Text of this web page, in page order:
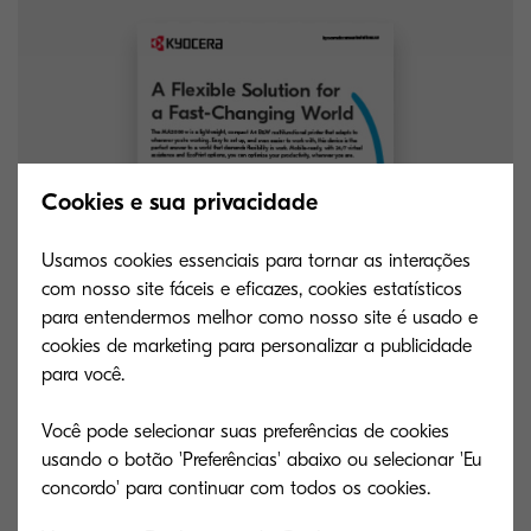
Confira as especificações!
Cookies e sua privacidade
Usamos cookies essenciais para tornar as interações
com nosso site fáceis e eficazes, cookies estatísticos
para entendermos melhor como nosso site é usado e
cookies de marketing para personalizar a publicidade
para você.
Você pode selecionar suas preferências de cookies
usando o botão 'Preferências' abaixo ou selecionar 'Eu